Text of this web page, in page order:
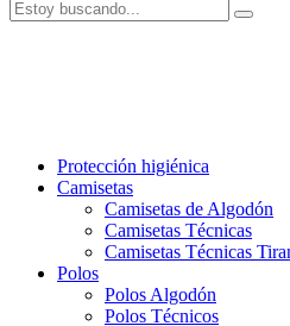
Protección higiénica
Camisetas
Camisetas de Algodón
Camisetas Técnicas
Camisetas Técnicas
Polos
Polos Algodón
Polos Técnicos